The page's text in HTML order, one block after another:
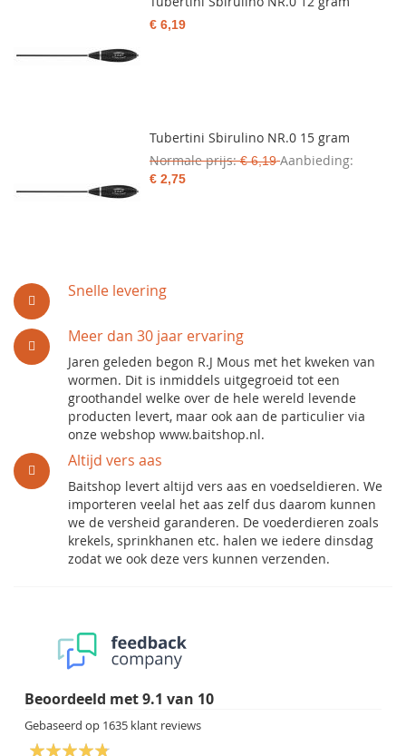
Snelle levering
Meer dan 30 jaar ervaring
Jaren geleden begon R.J Mous met het kweken van
wormen. Dit is inmiddels uitgegroeid tot een
groothandel welke over de hele wereld levende
producten levert, maar ook aan de particulier via
onze webshop www.baitshop.nl.
Altijd vers aas
Baitshop levert altijd vers aas en voedseldieren. We
importeren veelal het aas zelf dus daarom kunnen
we de versheid garanderen. De voederdieren zoals
krekels, sprinkhanen etc. halen we iedere dinsdag
zodat we ook deze vers kunnen verzenden.
Beoordeeld met9.1 van 10
Gebaseerd op 1635 klant reviews
€ 6,19
Tubertini Sbirulino NR.0 15 gram
Normale prijs € 6,19 Aanbieding
€ 2,75